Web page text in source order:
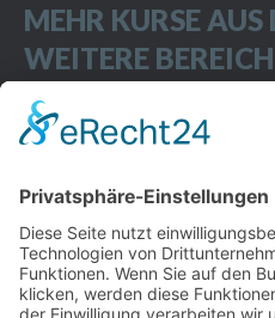
MEHR KURSE
WEITERE